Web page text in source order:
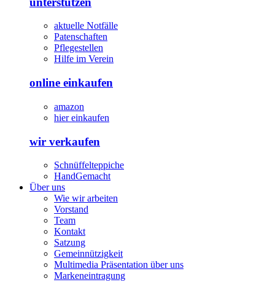
aktuelle Notfälle
Patenschaften
Pflegestellen
Hilfe im Verein
online einkaufen
amazon
hier einkaufen
wir verkaufen
Schnüffelteppiche
HandGemacht
Über uns
Wie wir arbeiten
Vorstand
Team
Kontakt
Satzung
Gemeinnützigkeit
Multimedia Präsentation über uns
Markeneintragung